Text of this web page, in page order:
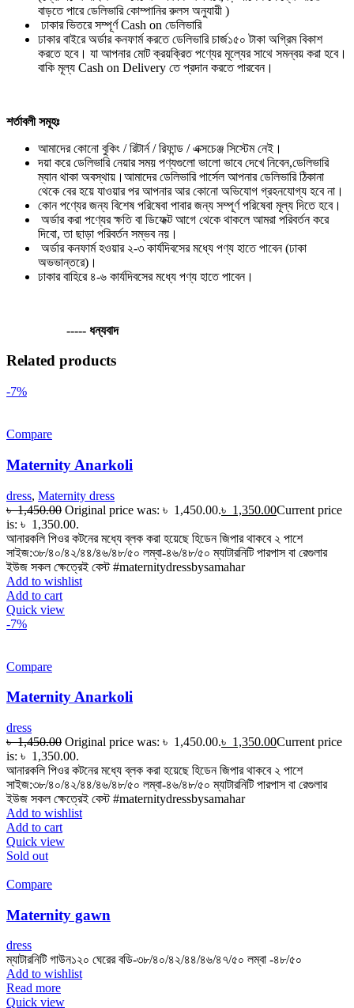
বাড়তে পারে ডেলিভারি কোম্পানির রুলস অনুযায়ী )
ঢাকার ভিতরে সম্পূর্ণ Cash on ডেলিভারি
ঢাকার বাইরে অর্ডার কনফার্ম করতে ডেলিভারি চার্জ১৫০ টাকা অগ্রিম বিকাশ
করতে হবে। যা আপনার মোট ক্রয়ক্রিত পণ্যের মূল্যের সাথে সমন্বয় করা হবে।
বাকি মূল্য Cash on Delivery তে প্রদান করতে পারবেন।
শর্তাবলী সমূহঃ
আমাদের কোনো বুকিং / রিটার্ন / রিফান্ড / এক্সচেঞ্জ সিস্টেম নেই।
দয়া করে ডেলিভারি নেয়ার সময় পণ্যগুলো ভালো ভাবে দেখে নিবেন,ডেলিভারি
ম্যান থাকা অবস্থায়।আমাদের ডেলিভারি পার্সেল আপনার ডেলিভারি ঠিকানা
থেকে বের হয়ে যাওয়ার পর আপনার আর কোনো অভিযোগ গ্রহনযোগ্য হবে না।
কোন পণ্যের জন্য বিশেষ পরিষেবা পাবার জন্য সম্পূর্ণ পরিষেবা মূল্য দিতে হবে।
অর্ডার করা পণ্যের ক্ষতি বা ডিফেক্ট আগে থেকে থাকলে আমরা পরিবর্তন করে
দিবো, তা ছাড়া পরিবর্তন সম্ভব নয়।
অর্ডার কনফার্ম হওয়ার ২-৩ কার্যদিবসের মধ্যে পণ্য হাতে পাবেন (ঢাকা
অভভান্তরে)।
ঢাকার বাহিরে ৪-৬ কার্যদিবসের মধ্যে পণ্য হাতে পাবেন।
----- ধন্যবাদ
Related products
-7%
Compare
Maternity Anarkoli
dress, Maternity dress
৳1,450.00 Original price was: ৳ 1,450.00.৳ 1,350.00Current price
is: ৳ 1,350.00.
আনারকলি পিওর কটনের মধ্যে ব্লক করা হয়েছে হিডেন জিপার থাকবে ২ পাশে
সাইজ:৩৮/৪০/৪২/৪৪/৪৬/৪৮/৫০ লম্বা-৪৬/৪৮/৫০ ম্যাটারনিটি পারপাস বা রেগুলার
ইউজ সকল ক্ষেত্রেই বেস্ট #maternitydressbysamahar
Add to wishlist
Add to cart
Quick view
-7%
Compare
Maternity Anarkoli
dress
৳1,450.00 Original price was: ৳ 1,450.00.৳ 1,350.00Current price
is: ৳ 1,350.00.
আনারকলি পিওর কটনের মধ্যে ব্লক করা হয়েছে হিডেন জিপার থাকবে ২ পাশে
সাইজ:৩৮/৪০/৪২/৪৪/৪৬/৪৮/৫০ লম্বা-৪৬/৪৮/৫০ ম্যাটারনিটি পারপাস বা রেগুলার
ইউজ সকল ক্ষেত্রেই বেস্ট #maternitydressbysamahar
Add to wishlist
Add to cart
Quick view
Sold out
Compare
Maternity gawn
dress
ম্যাটারনিটি গাউন১২০ ঘেরের বডি-৩৮/৪০/৪২/৪৪/৪৬/৪৭/৫০ লম্বা -৪৮/৫০
Add to wishlist
Read more
Quick view